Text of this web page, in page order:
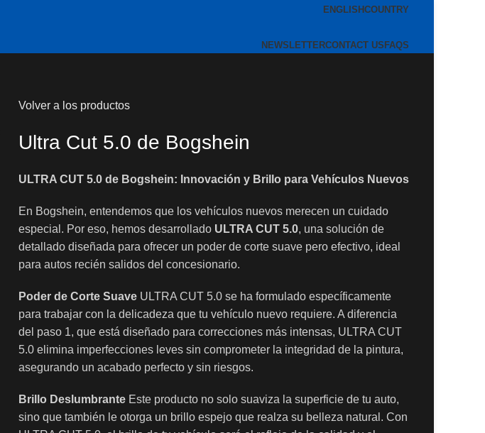
ENGLISHCOUNTRY
NEWSLETTERCONTACT US FAQS
Volver a los productos
Ultra Cut 5.0 de Bogshein
ULTRA CUT 5.0 de Bogshein: Innovación y Brillo para Vehículos Nuevos
En Bogshein, entendemos que los vehículos nuevos merecen un cuidado
especial. Por eso, hemos desarrollado ULTRA CUT 5.0, una solución de
detallado diseñada para ofrecer un poder de corte suave pero efectivo, ideal
para autos recién salidos del concesionario.
Poder de Corte Suave ULTRA CUT 5.0 se ha formulado específicamente
para trabajar con la delicadeza que tu vehículo nuevo requiere. A diferencia
del paso 1, que está diseñado para correcciones más intensas, ULTRA CUT
5.0 elimina imperfecciones leves sin comprometer la integridad de la pintura,
asegurando un acabado perfecto y sin riesgos.
Brillo Deslumbrante Este producto no solo suaviza la superficie de tu auto,
sino que también le otorga un brillo espejo que realza su belleza natural. Con